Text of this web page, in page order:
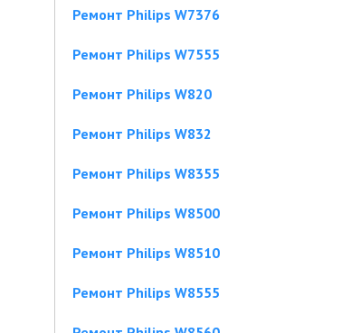
Ремонт Philips W7376
Ремонт Philips W7555
Ремонт Philips W820
Ремонт Philips W832
Ремонт Philips W8355
Ремонт Philips W8500
Ремонт Philips W8510
Ремонт Philips W8555